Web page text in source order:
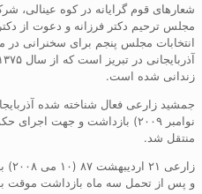
شعارهای قوم گرایانه در کوه عینالی،
مجلس ترحیم دکتر فرزانه و دعوت از
انتخابات مجلس پنجم برای سخنرانی در
زندانی شده است.
نوامبر ۲۰۰۹) بازداشت و جهت
منتقل شد.
و پس از تحمل سه ماه بازداشت موقت به